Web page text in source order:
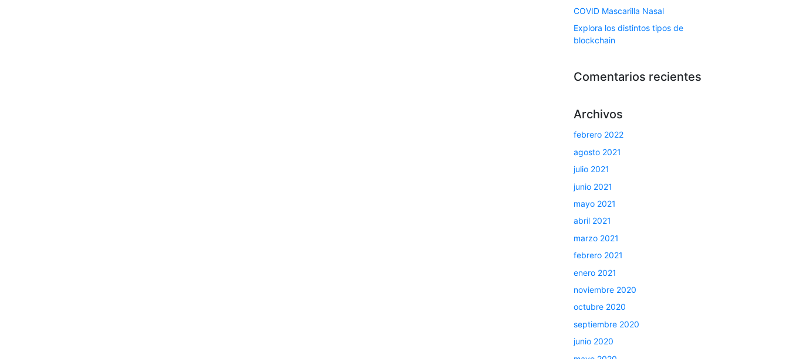
COVID Mascarilla Nasal
Explora los distintos tipos de
blockchain
Comentarios recientes
Archivos
febrero 2022
agosto 2021
julio 2021
junio 2021
mayo 2021
abril 2021
marzo 2021
febrero 2021
enero 2021
noviembre 2020
octubre 2020
septiembre 2020
junio 2020